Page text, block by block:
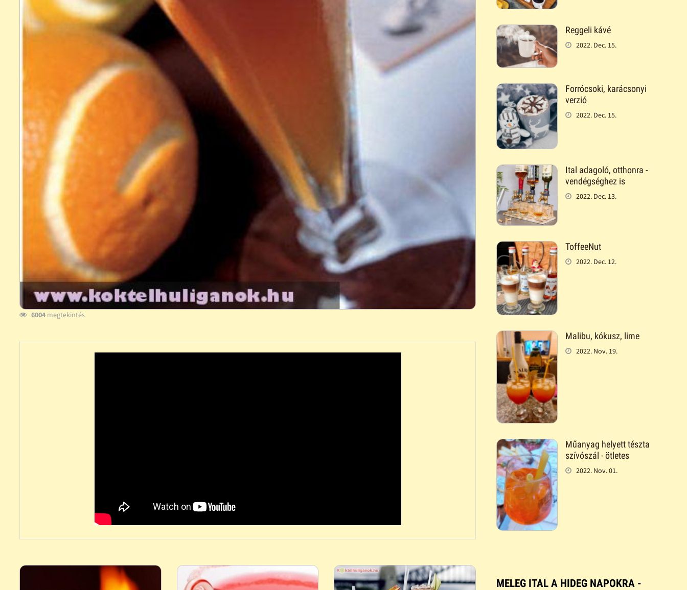
6004 megtekintés
Reggeli kávé
2022. Dec. 15.
Forrócsoki, karácsonyi
verzió
2022. Dec. 15.
Ital adagoló, otthonra -
vendégséghez is
2022. Dec. 13.
ToffeeNut
2022. Dec. 12.
Malibu, kókusz, lime
2022. Nov. 19.
Műanyag helyett tészta
szívószál - ötletes
2022. Nov. 01.
MELEG ITAL A HIDEG NAPOKRA -